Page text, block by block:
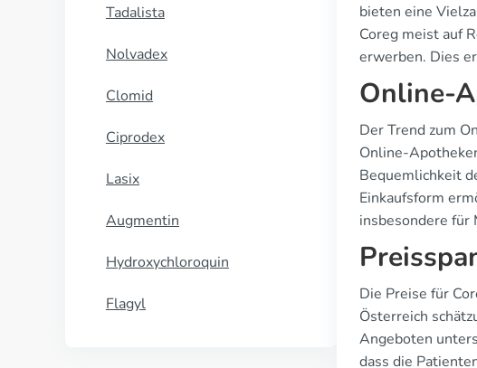
Tadalista
Nolvadex
Clomid
Ciprodex
Lasix
Augmentin
Hydroxychloroquin
Flagyl
bieten eine
Coreg meist auf
erwerben. Dies
Online-
Der Trend zum
Online-
Bequemlichkeit
Einkaufsform
insbesondere
Die Preise für
Österreich
Angeboten
dass die